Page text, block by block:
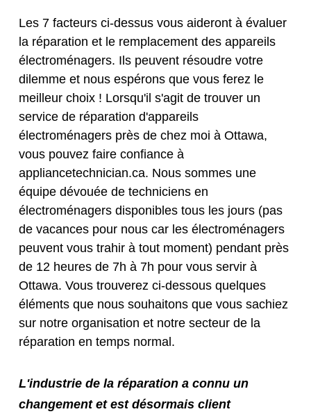
Les 7 facteurs ci-dessus vous aideront à évaluer
la réparation et le remplacement des appareils
électroménagers. Ils peuvent résoudre votre
dilemme et nous espérons que vous ferez le
meilleur choix ! Lorsqu'il s'agit de trouver un
service de réparation d'appareils
électroménagers près de chez moi à Ottawa,
vous pouvez faire confiance à
appliancetechnician.ca. Nous sommes une
équipe dévouée de techniciens en
électroménagers disponibles tous les jours (pas
de vacances pour nous car les électroménagers
peuvent vous trahir à tout moment) pendant près
de 12 heures de 7h à 7h pour vous servir à
Ottawa. Vous trouverez ci-dessous quelques
éléments que nous souhaitons que vous sachiez
sur notre organisation et notre secteur de la
réparation en temps normal.
L'industrie de la réparation a connu un
changement et est désormais client